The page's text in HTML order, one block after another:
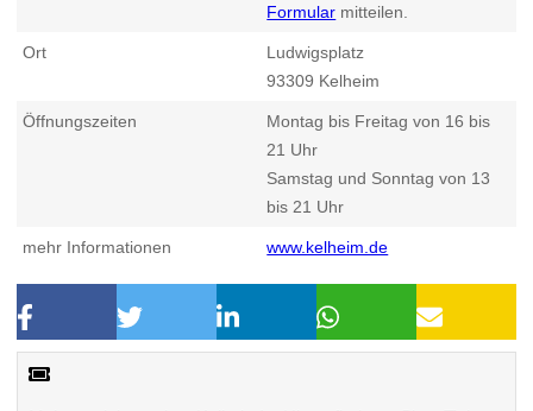
Formular mitteilen.
Ort
Ludwigsplatz
93309 Kelheim
Öffnungszeiten
Montag bis Freitag von 16 bis
21 Uhr
Samstag und Sonntag von 13
bis 21 Uhr
mehr Informationen www.kelheim.de